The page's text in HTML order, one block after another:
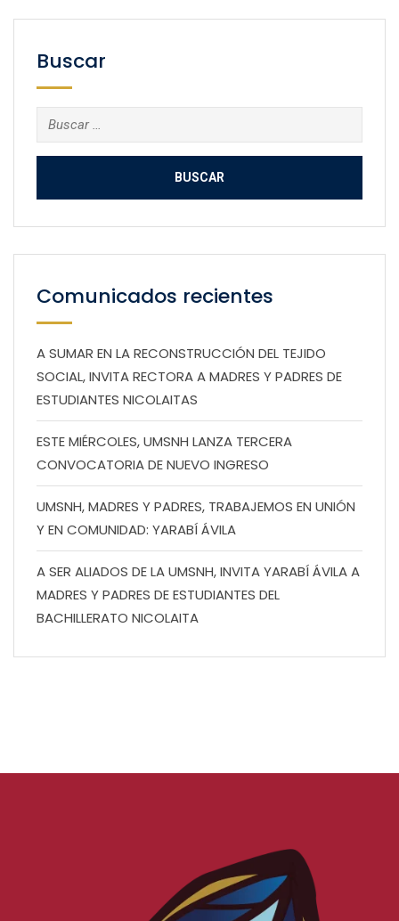
Buscar
Buscar:
Comunicados recientes
A SUMAR EN LA RECONSTRUCCIÓN DEL TEJIDO
SOCIAL, INVITA RECTORA A MADRES Y PADRES DE
ESTUDIANTES NICOLAITAS
ESTE MIÉRCOLES, UMSNH LANZA TERCERA
CONVOCATORIA DE NUEVO INGRESO
UMSNH, MADRES Y PADRES, TRABAJEMOS EN UNIÓN
Y EN COMUNIDAD: YARABÍ ÁVILA
A SER ALIADOS DE LA UMSNH, INVITA YARABÍ ÁVILA A
MADRES Y PADRES DE ESTUDIANTES DEL
BACHILLERATO NICOLAITA